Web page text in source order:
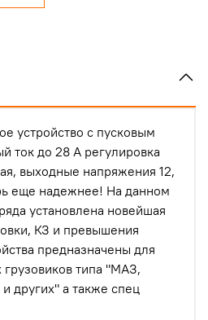
устройство с пусковым
ток до 28 А регулировка
выходные напряжения 12,
еще надежнее! На данном
установлена новейшая
КЗ и превышения
предназначены для
типа "МАЗ,
а также спец